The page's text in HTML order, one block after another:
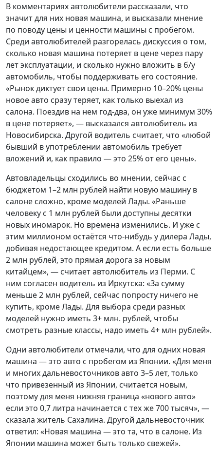
В комментариях автолюбители рассказали, что
значит для них новая машина, и высказали мнение
по поводу цены и ценности машины с пробегом.
Среди автолюбителей разгорелась дискуссия о том,
сколько новая машина потеряет в цене через пару
лет эксплуатации, и сколько нужно вложить в б/у
автомобиль, чтобы поддерживать его состояние.
«Рынок диктует свои цены. Примерно 10–20% цены
новое авто сразу теряет, как только выехал из
салона. Поездив на нем год-два, он уже минимум 30%
в цене потеряет», — высказался автолюбитель из
Новосибирска. Другой водитель считает, что «любой
бывший в употреблении автомобиль требует
вложений и, как правило — это 25% от его цены».
Автовладельцы сходились во мнении, сейчас с
бюджетом 1–2 млн рублей найти новую машину в
салоне сложно, кроме моделей Лады. «Раньше
человеку с 1 млн рублей были доступны десятки
новых иномарок. Но времена изменились. И уже с
этим миллионом остаётся что-нибудь у дилера Лады,
добивая недостающее кредитом. А если есть больше
2 млн рублей, это прямая дорога за новым
китайцем», — считает автолюбитель из Перми. С
ним согласен водитель из Иркутска: «За сумму
меньше 2 млн рублей, сейчас попросту ничего не
купить, кроме Лады. Для выбора среди разных
моделей нужно иметь 3+ млн. рублей, чтобы
смотреть разные классы, надо иметь 4+ млн рублей».
Одни автолюбители отмечали, что для одних новая
машина — это авто с пробегом из Японии. «Для меня
и многих дальневосточников авто 3–5 лет, только
что привезенный из Японии, считается новым,
поэтому для меня нижняя граница «нового авто»
если это 0,7 литра начинается с тех же 700 тысяч», —
сказала житель Сахалина. Другой дальневосточник
ответил: «Новая машина — это та, что в салоне. Из
Японии машина может быть только свежей».